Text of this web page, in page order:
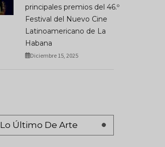
principales premios del 46.º
Festival del Nuevo Cine
Latinoamericano de La
Habana
Diciembre 15, 2025
Lo Último De Arte